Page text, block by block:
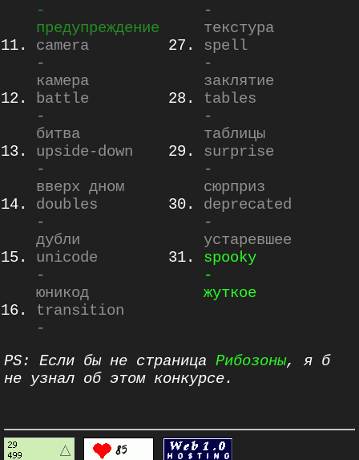
-
предупреждение
camera
-
камера
battle
-
битва
upside-down
-
вверх дном
doubles
-
дубли
unicode
-
юникод
transition
-
-
текстура
spell
-
заклятие
tables
-
таблицы
surprise
-
сюрприз
deprecated
-
устаревшее
spooky
-
жуткое
PS: Если бы не страница Рибозоны, я б
не узнал об этом конкурсе.